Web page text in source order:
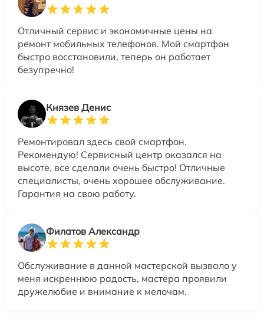
Отличный сервис и экономичные цены на
ремонт мобильных телефонов. Мой смартфон
быстро восстановили, теперь он работает
безупречно!
Князев Денис
Ремонтировал здесь свой смартфон.
Рекомендую! Сервисный центр оказался на
высоте, все сделали очень быстро! Отличные
специалисты, очень хорошее обслуживание.
Гарантия на свою работу.
Филатов Александр
Обслуживание в данной мастерской вызвало у
меня искреннюю радость, мастера проявили
дружелюбие и внимание к мелочам.